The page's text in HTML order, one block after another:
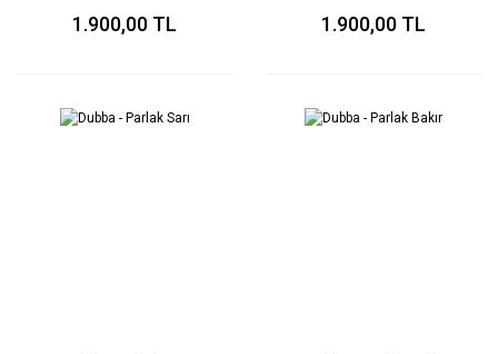
1.900,00 TL 1.900,00 TL